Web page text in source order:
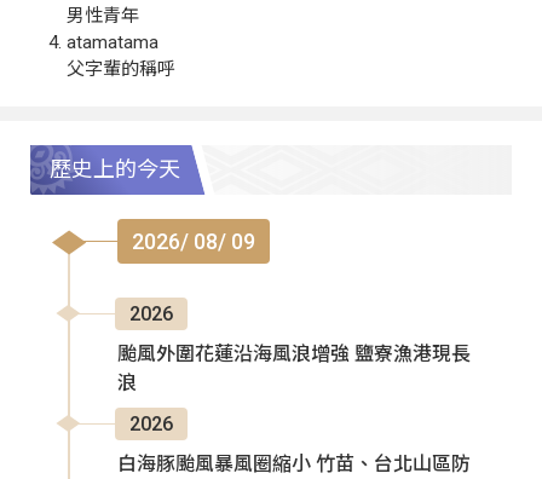
男性青年
atamatama
父字輩的稱呼
歷史上的今天
2026/ 08/ 09
2026
颱風外圍花蓮沿海風浪增強 鹽寮漁港現長
浪
2026
白海豚颱風暴風圈縮小 竹苗、台北山區防